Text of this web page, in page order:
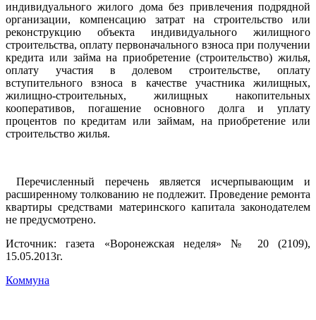
индивидуального жилого дома без привлечения подрядной
организации, компенсацию затрат на строительство или
реконструкцию объекта индивидуального жилищного
строительства, оплату первоначального взноса при получении
кредита или займа на приобретение (строительство) жилья,
оплату участия в долевом строительстве, оплату
вступительного взноса в качестве участника жилищных,
жилищно-строительных, жилищных накопительных
кооперативов, погашение основного долга и уплату
процентов по кредитам или займам, на приобретение или
строительство жилья.
Перечисленный перечень является исчерпывающим и
расширенному толкованию не подлежит. Проведение ремонта
квартиры средствами материнского капитала законодателем
не предусмотрено.
Источник: газета «Воронежская неделя» № 20 (2109),
15.05.2013г.
Коммуна